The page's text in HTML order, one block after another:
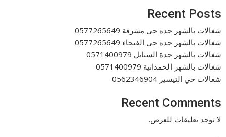
Recent Posts
شغالات بالشهر جده حى مشرفة 0577265649
شغالات بالشهر جده حى الفيحاء 0577265649
شغالات بالشهر جدة السنابل 0571400979
شغالات بالشهر الحمدانية 0571400979
شغالات حي التيسير 0562346904
Recent Comments
لا توجد تعليقات للعرض.